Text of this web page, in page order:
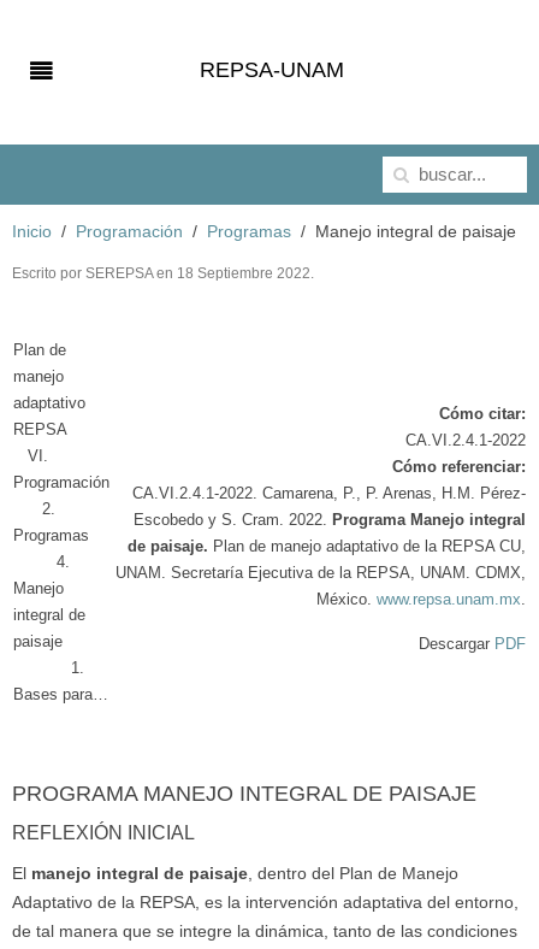
REPSA-UNAM
Inicio Programación Programas Manejo integral de paisaje
Escrito por SEREPSA en 18 Septiembre 2022.
Plan de
manejo
adaptativo
REPSA
VI.
Programación
2.
Programas
4.
Manejo
integral de
paisaje
1.
Bases para…
Cómo citar:
CA.VI.2.4.1-2022
Cómo referenciar:
CA.VI.2.4.1-2022. Camarena, P., P. Arenas, H.M. Pérez-
Escobedo y S. Cram. 2022. Programa Manejo integral
de paisaje. Plan de manejo adaptativo de la REPSA CU,
UNAM. Secretaría Ejecutiva de la REPSA, UNAM. CDMX,
México. www.repsa.unam.mx.
Descargar PDF
PROGRAMA MANEJO INTEGRAL DE PAISAJE
REFLEXIÓN INICIAL
El manejo integral de paisaje , dentro del Plan de Manejo
Adaptativo de la REPSA, es la intervención adaptativa del entorno,
de tal manera que se integre la dinámica, tanto de las condiciones